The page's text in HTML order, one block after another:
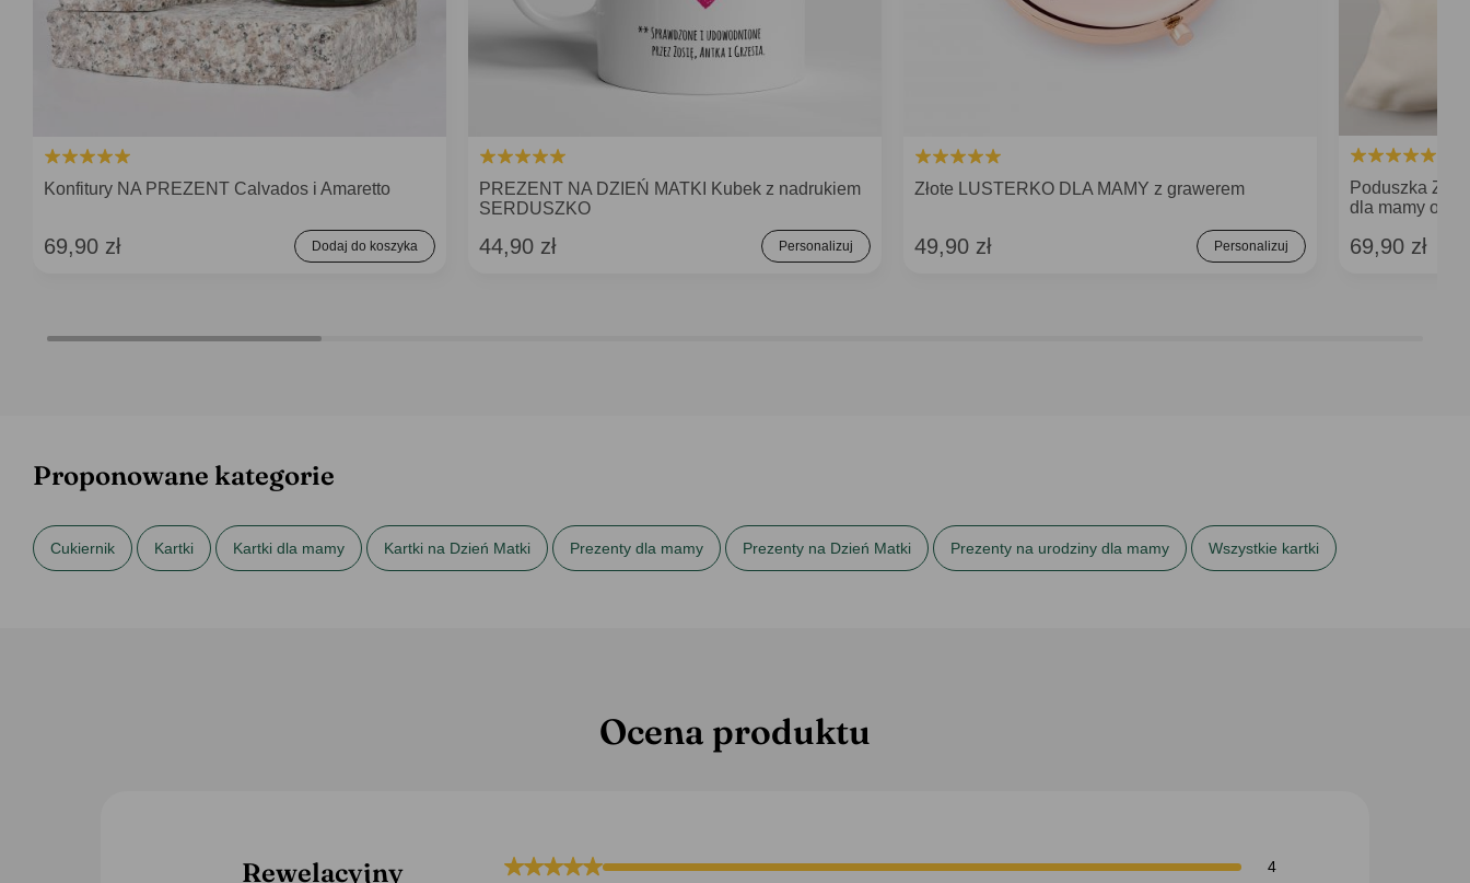
Konfitury NA PREZENT Calvados i Amaretto
69,90 zł Dodaj do koszyka
PREZENT NA DZIEŃ MATKI Kubek z nadrukiem
SERDUSZKO
44,90 zł Personalizuj
Złote LUSTERKO DLA MAMY z grawerem
49,90 zł Personalizuj
Poduszka Z
dla mamy od
69,90 zł
Proponowane kategorie
Cukiernik Kartki Kartki dla mamy Kartki na Dzień Matki Prezenty dla mamy Prezenty na Dzień Matki Prezenty na urodziny dla mamy Wszystkie kartki
Ocena produktu
Rewelacyjny 4